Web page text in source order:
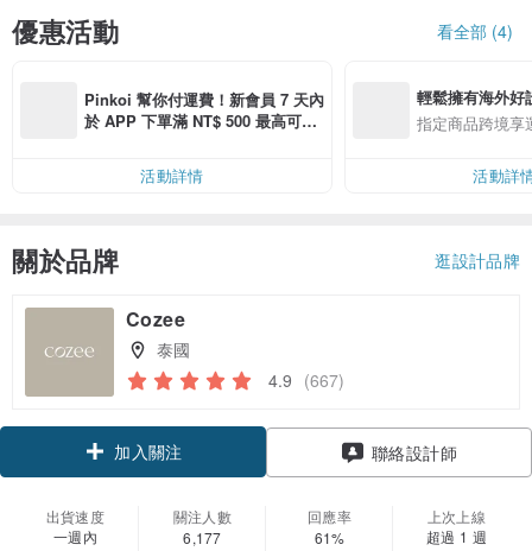
優惠活動 看全部 (4)
Pinkoi 幫你付運費！新會員 7 天內
於 APP 下單滿 NT$ 500 最高可折
活動詳情
輕鬆擁有海外好
指定商品跨境享
活動詳
關於品牌 逛設計品牌
Cozee
泰國
4.9 (667)
加入關注 聯絡設計師
出貨速度
一週內
關注人數
6,177
回應率
61%
上次上線
超過 1 週